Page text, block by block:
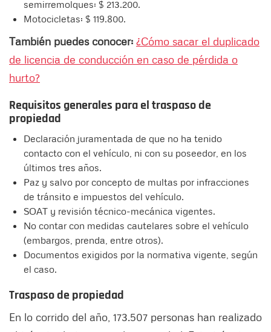
semirremolques: $ 213.200.
Motocicletas: $ 119.800.
También puedes conocer: ¿Cómo sacar el duplicado
de licencia de conducción en caso de pérdida o
hurto?
Requisitos generales para el traspaso de
propiedad
Declaración juramentada de que no ha tenido
contacto con el vehículo, ni con su poseedor, en los
últimos tres años.
Paz y salvo por concepto de multas por infracciones
de tránsito e impuestos del vehículo.
SOAT y revisión técnico-mecánica vigentes.
No contar con medidas cautelares sobre el vehículo
(embargos, prenda, entre otros).
Documentos exigidos por la normativa vigente, según
el caso.
Traspaso de propiedad
En lo corrido del año, 173.507 personas han realizado